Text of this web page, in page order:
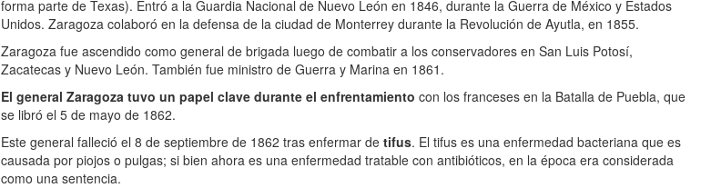
forma parte de Texas). Entró a la Guardia Nacional de Nuevo León en 1846, durante la Guerra de México y Estados
Unidos. Zaragoza colaboró en la defensa de la ciudad de Monterrey durante la Revolución de Ayutla, en 1855.
Zaragoza fue ascendido como general de brigada luego de combatir a los conservadores en San Luis Potosí,
Zacatecas y Nuevo León. También fue ministro de Guerra y Marina en 1861.
El general Zaragoza tuvo un papel clave durante el enfrentamiento con los franceses en la Batalla de Puebla, que
se libró el 5 de mayo de 1862.
Este general falleció el 8 de septiembre de 1862 tras enfermar de tifus. El tifus es una enfermedad bacteriana que es
causada por piojos o pulgas; si bien ahora es una enfermedad tratable con antibióticos, en la época era considerada
como una sentencia.